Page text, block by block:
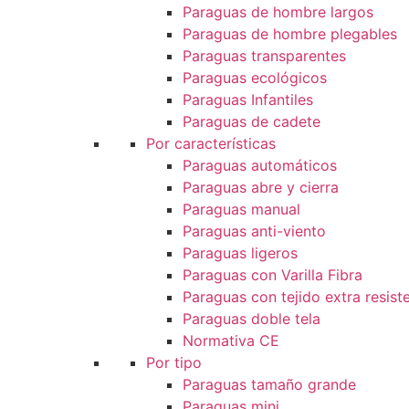
Paraguas de hombre largos
Paraguas de hombre plegables
Paraguas transparentes
Paraguas ecológicos
Paraguas Infantiles
Paraguas de cadete
Por características
Paraguas automáticos
Paraguas abre y cierra
Paraguas manual
Paraguas anti-viento
Paraguas ligeros
Paraguas con Varilla Fibra
Paraguas con tejido extra
Paraguas doble tela
Normativa CE
Por tipo
Paraguas tamaño grande